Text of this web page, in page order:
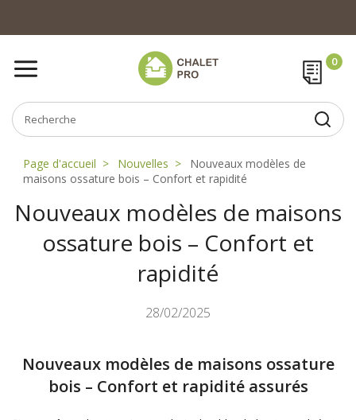
Page d'accueil Nouvelles
Nouveaux modèles de
maisons ossature bois – Confort et rapidité
Nouveaux modèles de maisons
ossature bois – Confort et
rapidité
28/02/2025
Nouveaux modèles de maisons ossature
bois – Confort et rapidité assurés